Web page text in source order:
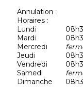
Annulation :
Horaires :
Lundi
Mardi
Mercredi
Jeudi
Vendredi
Samedi
Dimanche